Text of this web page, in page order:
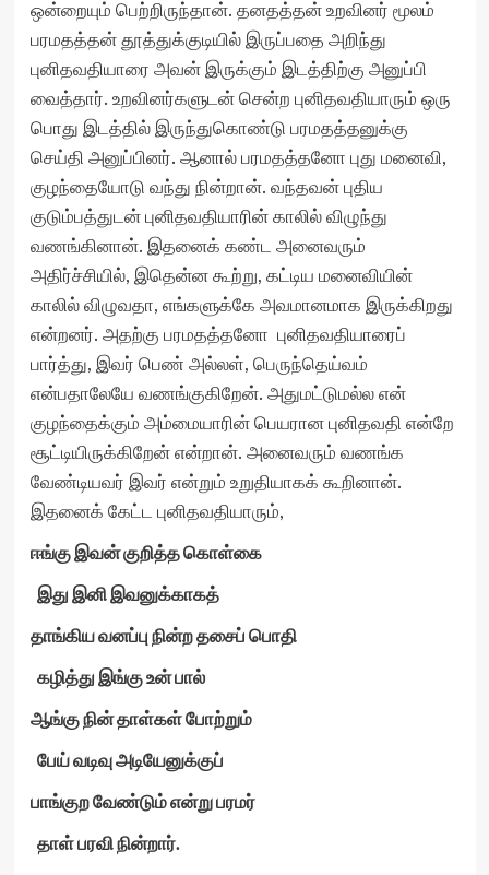
ஒன்றையும் பெற்றிருந்தான். தனதத்தன் உறவினர் மூலம்
பரமதத்தன் தூத்துக்குடியில் இருப்பதை அறிந்து
புனிதவதியாரை அவன் இருக்கும் இடத்திற்கு அனுப்பி
வைத்தார். உறவினர்களுடன் சென்ற புனிதவதியாரும் ஒரு
பொது இடத்தில் இருந்துகொண்டு பரமதத்தனுக்கு
செய்தி அனுப்பினர். ஆனால் பரமதத்தனோ புது மனைவி,
குழந்தையோடு வந்து நின்றான். வந்தவன் புதிய
குடும்பத்துடன் புனிதவதியாரின் காலில் விழுந்து
வணங்கினான். இதனைக் கண்ட அனைவரும்
அதிர்ச்சியில், இதென்ன கூற்று, கட்டிய மனைவியின்
காலில் விழுவதா, எங்களுக்கே அவமானமாக இருக்கிறது
என்றனர். அதற்கு பரமதத்தனோ புனிதவதியாரைப்
பார்த்து, இவர் பெண் அல்லள், பெருந்தெய்வம்
என்பதாலேயே வணங்குகிறேன். அதுமட்டுமல்ல என்
குழந்தைக்கும் அம்மையாரின் பெயரான புனிதவதி என்றே
சூட்டியிருக்கிறேன் என்றான். அனைவரும் வணங்க
வேண்டியவர் இவர் என்றும் உறுதியாகக் கூறினான்.
இதனைக் கேட்ட புனிதவதியாரும்,
ஈங்கு இவன் குறித்த கொள்கை
இது இனி இவனுக்காகத்
தாங்கிய வனப்பு நின்ற தசைப் பொதி
கழித்து இங்கு உன் பால்
ஆங்கு நின் தாள்கள் போற்றும்
பேய் வடிவு அடியேனுக்குப்
பாங்குற வேண்டும் என்று பரமர்
தாள் பரவி நின்றார்.